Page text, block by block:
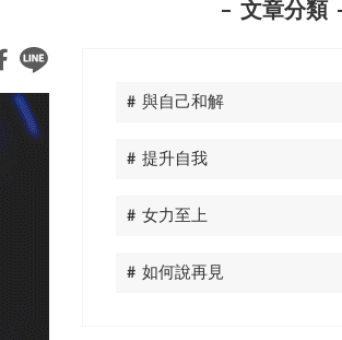
文章分類
# 與自己和解
# 提升自我
# 女力至上
# 如何說再見